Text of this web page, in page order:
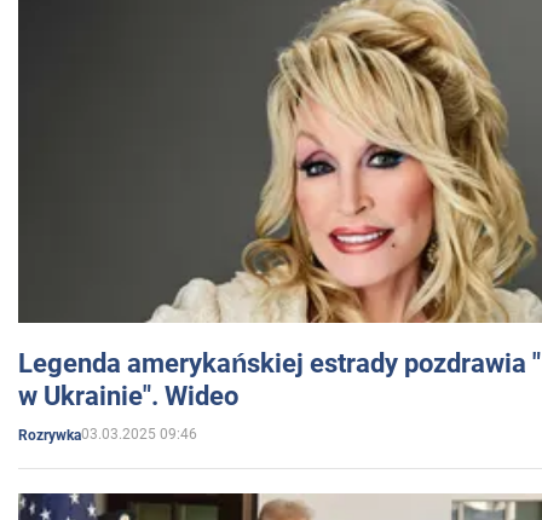
Legenda amerykańskiej estrady pozdrawia
w Ukrainie". Wideo
Rozrywka03.03.2025 09:46